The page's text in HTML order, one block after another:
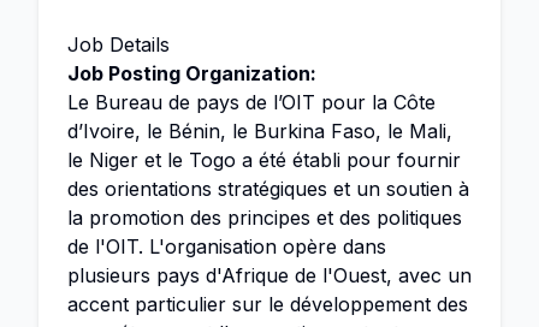
Job Details
Job Posting Organization:
Le Bureau de pays de l’OIT pour la Côte
d’Ivoire, le Bénin, le Burkina Faso, le Mali,
le Niger et le Togo a été établi pour fournir
des orientations stratégiques et un soutien à
la promotion des principes et des politiques
de l'OIT. L'organisation opère dans
plusieurs pays d'Afrique de l'Ouest, avec un
accent particulier sur le développement des